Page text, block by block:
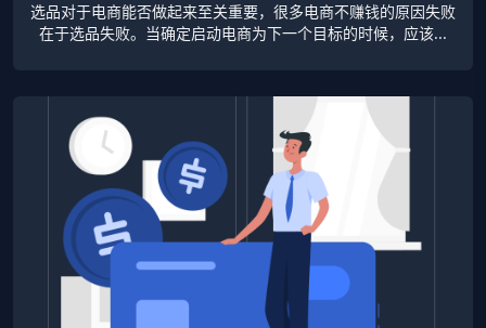
选品对于电商能否做起来至关重要，很多电商不赚钱的原因失败
在于选品失败。当确定启动电商为下一个目标的时候，应该...